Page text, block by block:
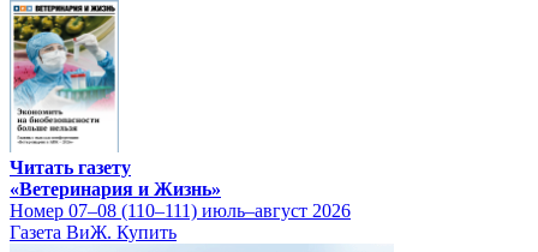
Читать газету
«Ветеринария и Жизнь»
Номер 07–08 (110–111) июль–август 2026
Газета ВиЖ. Купить